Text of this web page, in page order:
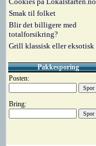
Smak til folket
Blir det billigere med
totalforsikring?
Grill klassisk eller eksotisk
Pakkesporing
Posten:
Bring: